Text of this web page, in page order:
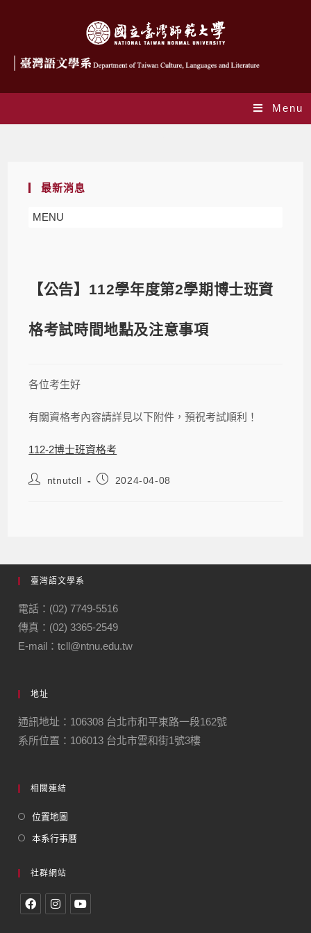
Menu
最新消息
MENU
【公告】112學年度第2學期博士班資
格考試時間地點及注意事項
各位考生好
有關資格考內容請詳見以下附件，預祝考試順利！
112-2博士班資格考
ntnutcll 2024-04-08
臺灣語文學系
電話：(02) 7749-5516
傳真：(02) 3365-2549
E-mail：tcll@ntnu.edu.tw
地址
通訊地址：106308 台北市和平東路一段162號
系所位置：106013 台北市雲和街1號3樓
相關連結
位置地圖
本系行事曆
社群網站